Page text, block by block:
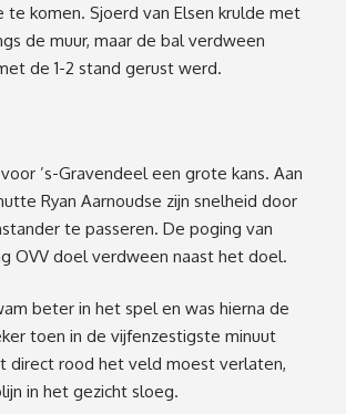
komen. Sjoerd van Elsen krulde met
de muur, maar de bal verdween
de 1-2 stand gerust werd.
’s-Gravendeel een grote kans. Aan
Ryan Aarnoudse zijn snelheid door
te passeren. De poging van
OVV doel verdween naast het doel.
beter in het spel en was hierna de
toen in de vijfenzestigste minuut
direct rood het veld moest verlaten,
in het gezicht sloeg.